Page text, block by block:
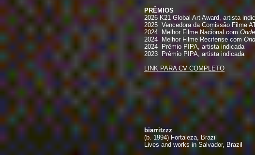
PRÊMIOS
2026 K21 Global Art Award, artista
2025 Vencedora da Comissão Filme
2024 Melhor Filme Nacional com
2024 Melhor Filme Recifense com
2024 Prêmio PIPA, artista indicada
2023 Prêmio PIPA, artista indicada
LINK PARA CV COMPLETO
biarritzzz
(b. 1994) Fortaleza, Brazil
Lives and works in Salvador, Brazil